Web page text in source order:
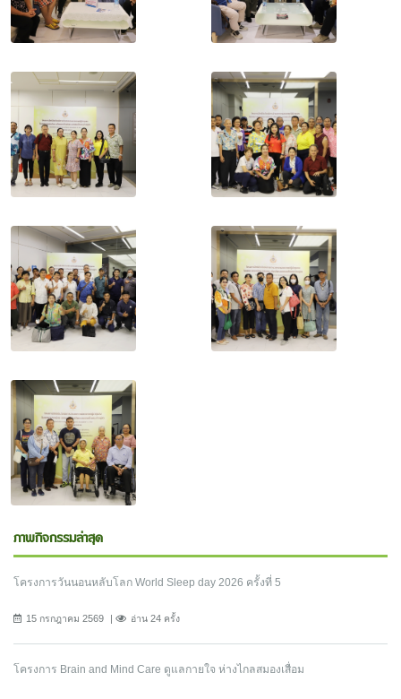
ภาพกิจกรรมล่าสุด
โครงการวันนอนหลับโลก World Sleep day 2026 ครั้งที่ 5
15 กรกฎาคม 2569 อ่าน 24 ครั้ง
โครงการ Brain and Mind Care ดูแลกายใจ ห่างไกลสมองเสื่อม